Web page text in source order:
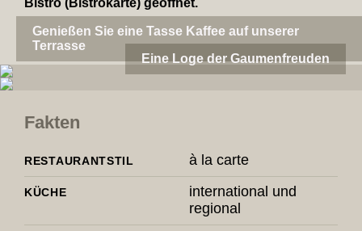
Bistro (Bistro­karte) geöffnet.
Genießen Sie eine Tasse Kaffee auf unserer
Terrasse
Eine Loge der Gaumenfreuden
Fakten
RESTAU­RANT­STIL à la carte
KÜCHE
inter­na­tional und
regional